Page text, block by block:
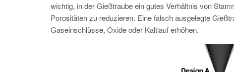
wichtig, in der Gießtraube ein gutes Verhältnis von
Porositäten zu reduzieren. Eine falsch ausgelegte
Gaseinschlüsse, Oxide oder Kaltlauf erhöhen.